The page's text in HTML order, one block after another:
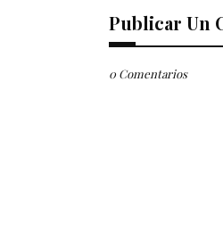
Publicar Un
0 Comentarios